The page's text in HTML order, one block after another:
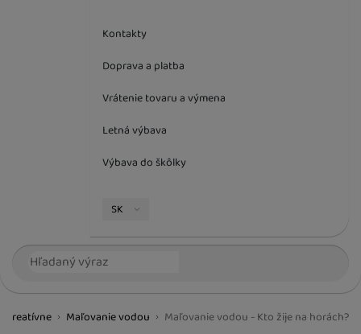
Kontakty
Doprava a platba
Vrátenie tovaru a výmena
Letná výbava
Výbava do škôlky
Jazyková verzia
SK
Vyhľadávanie
kreatívne Maľovanie vodou Maľovanie vodou - Kto žije na horách?